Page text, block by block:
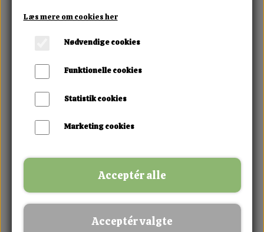
Læs mere om cookies her
Nødvendige cookies
Funktionelle cookies
Statistik cookies
Marketing cookies
Acceptér alle
Acceptér valgte